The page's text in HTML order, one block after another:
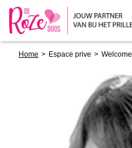
Home Espace prive Welcome